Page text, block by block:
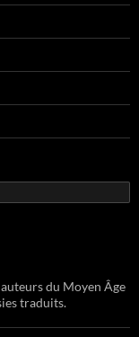
du Moyen Âge
traduits.